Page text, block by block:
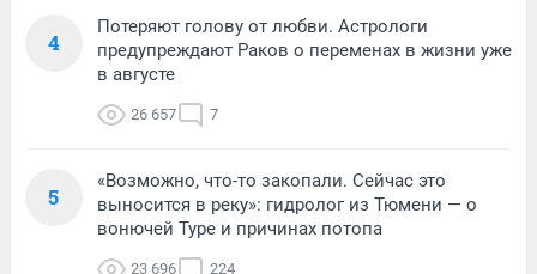
4
Потеряют голову от любви. Астрологи
предупреждают Раков о переменах в жизни уже
в августе
26 657 7
5
«Возможно, что-то закопали. Сейчас это
выносится в реку»: гидролог из Тюмени — о
вонючей Туре и причинах потопа
23 696 224